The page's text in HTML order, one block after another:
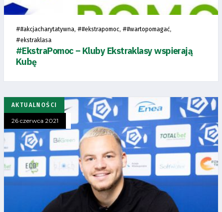
##akcjacharytatywna, ##ekstrapomoc, ##wartopomagać,
#ekstraklasa
#EkstraPomoc – Kluby Ekstraklasy wspierają
Kubę
AKTUALNOŚCI
26 czerwca 2021